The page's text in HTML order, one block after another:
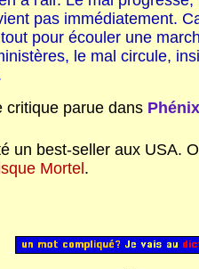
pas immédiatement.
pour écouler une
le mal circule,
critique parue dans Phénix
un best-seller aux USA.
Mortel .
..